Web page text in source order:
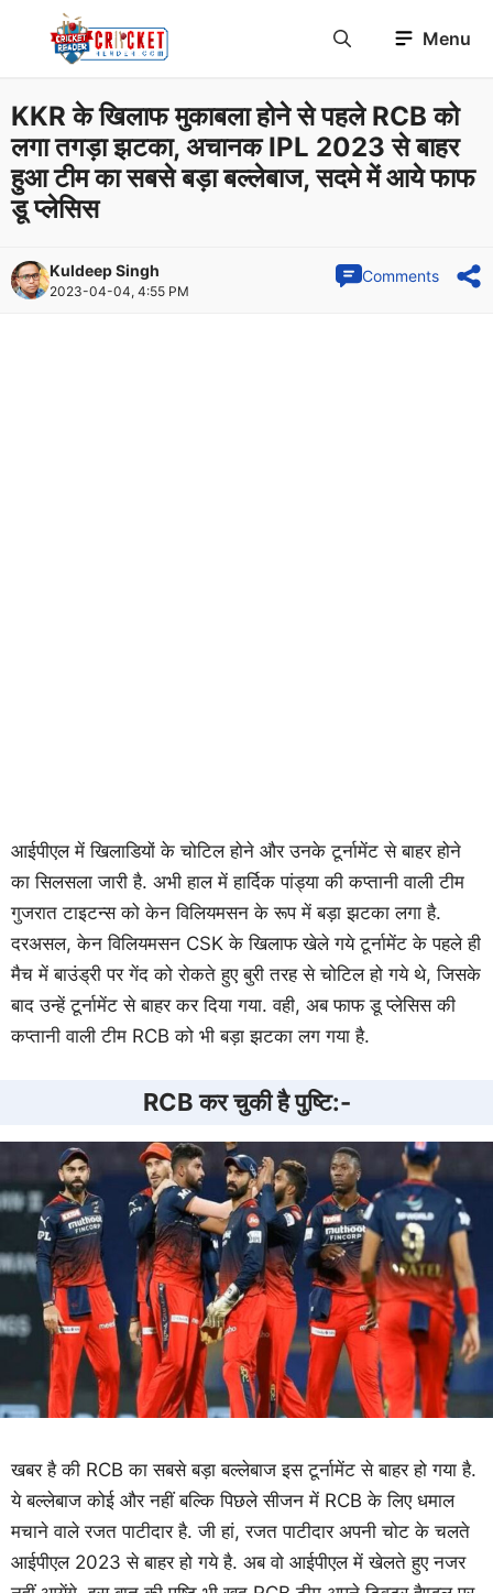
Menu
KKR के खिलाफ मुकाबला होने से पहले RCB को
लगा तगड़ा झटका, अचानक IPL 2023 से बाहर
हुआ टीम का सबसे बड़ा बल्लेबाज, सदमे में आये फाफ
डू प्लेसिस
Kuldeep Singh
2023-04-04, 4:55 PM
Comments
आईपीएल में खिलाडियों के चोटिल होने और उनके टूर्नामेंट से बाहर होने
का सिलसला जारी है. अभी हाल में हार्दिक पांड्या की कप्तानी वाली टीम
गुजरात टाइटन्स को केन विलियमसन के रूप में बड़ा झटका लगा है.
दरअसल, केन विलियमसन CSK के खिलाफ खेले गये टूर्नामेंट के पहले ही
मैच में बाउंड्री पर गेंद को रोकते हुए बुरी तरह से चोटिल हो गये थे, जिसके
बाद उन्हें टूर्नामेंट से बाहर कर दिया गया. वही, अब फाफ डू प्लेसिस की
कप्तानी वाली टीम RCB को भी बड़ा झटका लग गया है.
RCB कर चुकी है पुष्टि:-
खबर है की RCB का सबसे बड़ा बल्लेबाज इस टूर्नामेंट से बाहर हो गया है.
ये बल्लेबाज कोई और नहीं बल्कि पिछले सीजन में RCB के लिए धमाल
मचाने वाले रजत पाटीदार है. जी हां, रजत पाटीदार अपनी चोट के चलते
आईपीएल 2023 से बाहर हो गये है. अब वो आईपीएल में खेलते हुए नजर